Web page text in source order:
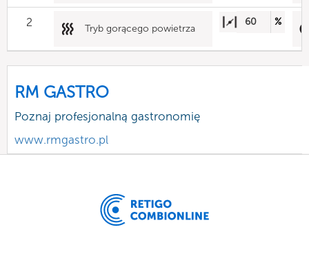
2 Tryb gorącego powietrza
60 %
RM GASTRO
Poznaj profesjonalną gastronomię
www.rmgastro.pl